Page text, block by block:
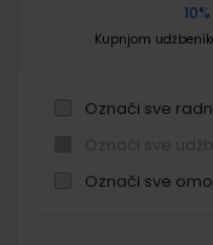
Kupnjom
Označi sve
Označi sve